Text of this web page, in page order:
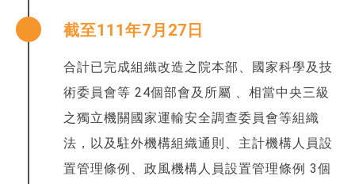
截至111年7月27日
合計已完成組織改造之院本部、國家科學及技
術委員會等 24個部會及所屬 、相當中央三級
之獨立機關國家運輸安全調查委員會等組織
法，以及駐外機構組織通則、主計機構人員設
置管理條例、政風機構人員設置管理條例 3個